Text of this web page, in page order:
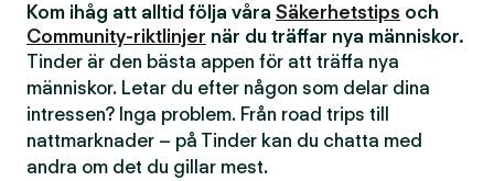
Kom ihåg att alltid följa våra Säkerhetstips och
Community-riktlinjer när du träffar nya människor.
Tinder är den bästa appen för att träffa nya
människor. Letar du efter någon som delar dina
intressen? Inga problem. Från road trips till
nattmarknader – på Tinder kan du chatta med
andra om det du gillar mest.